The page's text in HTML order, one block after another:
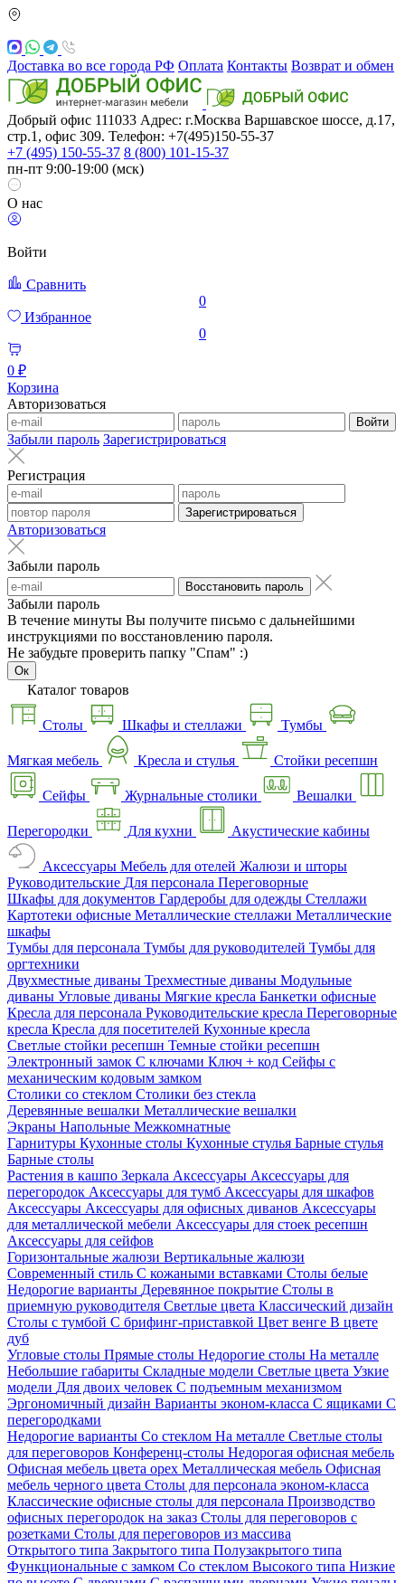
Доставка во все города РФ Оплата Контакты Возврат и обмен
Добрый офис 111033 Адрес: г.Москва Варшавское шоссе, д.17,
стр.1, офис 309. Телефон: +7(495)150-55-37
+7 (495) 150-55-37 8 (800) 101-15-37
пн-пт 9:00-19:00 (мск)
О нас
Войти
Сравнить
0
Избранное
0
0 ₽
Корзина
Авторизоваться
Войти
Забыли пароль Зарегистрироваться
Регистрация
Зарегистрироваться
Авторизоваться
Забыли пароль
Восстановить пароль
Забыли пароль
В течение минуты Вы получите письмо с дальнейшими
инструкциями по восстановлению пароля.
Не забудьте проверить папку "Спам" :)
Ок
Каталог товаров
Столы Шкафы и стеллажи Тумбы
Мягкая мебель Кресла и стулья Стойки ресепшн
Сейфы Журнальные столики Вешалки
Перегородки Для кухни Акустические кабины
Аксессуары Мебель для отелей Жалюзи и шторы
Руководительские Для персонала Переговорные
Шкафы для документов Гардеробы для одежды Стеллажи
Картотеки офисные Металлические стеллажи Металлические
шкафы
Тумбы для персонала Тумбы для руководителей Тумбы для
оргтехники
Двухместные диваны Трехместные диваны Модульные
диваны Угловые диваны Мягкие кресла Банкетки офисные
Кресла для персонала Руководительские кресла Переговорные
кресла Кресла для посетителей Кухонные кресла
Светлые стойки ресепшн Темные стойки ресепшн
Электронный замок С ключами Ключ + код Сейфы с
механическим кодовым замком
Столики со стеклом Столики без стекла
Деревянные вешалки Металлические вешалки
Экраны Напольные Межкомнатные
Гарнитуры Кухонные столы Кухонные стулья Барные стулья
Барные столы
Растения в кашпо Зеркала Аксессуары Аксессуары для
перегородок Аксессуары для тумб Аксессуары для шкафов
Аксессуары Аксессуары для офисных диванов Аксессуары
для металлической мебели Аксессуары для стоек ресепшн
Аксессуары для сейфов
Горизонтальные жалюзи Вертикальные жалюзи
Современный стиль С кожаными вставками Столы белые
Недорогие варианты Деревянное покрытие Столы в
приемную руководителя Светлые цвета Классический дизайн
Столы с тумбой С брифинг-приставкой Цвет венге В цвете
дуб
Угловые столы Прямые столы Недорогие столы На металле
Небольшие габариты Складные модели Светлые цвета Узкие
модели Для двоих человек С подъемным механизмом
Эргономичный дизайн Варианты эконом-класса С ящиками С
перегородками
Недорогие варианты Со стеклом На металле Светлые столы
для переговоров Конференц-столы Недорогая офисная мебель
Офисная мебель цвета орех Металлическая мебель Офисная
мебель черного цвета Столы для персонала эконом-класса
Классические офисные столы для персонала Производство
офисных перегородок на заказ Столы для переговоров с
розетками Столы для переговоров из массива
Открытого типа Закрытого типа Полузакрытого типа
Функциональные с замком Со стеклом Высокого типа Низкие